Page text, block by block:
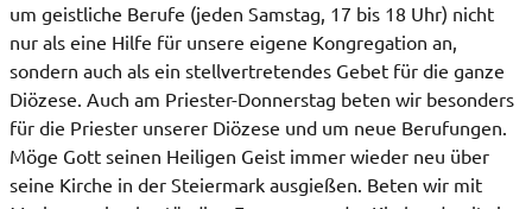
um geistliche Berufe (jeden Samstag, 17 bis 18 Uhr) nicht
nur als eine Hilfe für unsere eigene Kongregation an,
sondern auch als ein stellvertretendes Gebet für die ganze
Diözese. Auch am Priester-Donnerstag beten wir besonders
für die Priester unserer Diözese und um neue Berufungen.
Möge Gott seinen Heiligen Geist immer wieder neu über
seine Kirche in der Steiermark ausgießen. Beten wir mit